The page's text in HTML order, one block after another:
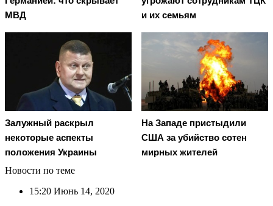
МВД
и их семьям
Залужный раскрыл
некоторые аспекты
положения Украины
На Западе пристыдили
США за убийство сотен
мирных жителей
Новости по теме
15:20 Июнь 14, 2020